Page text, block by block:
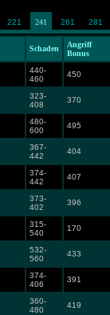
221 241 261 281
Schaden
Angriff
Bonus
440-
460
450
323-
408
370
480-
600
495
367-
442
404
374-
442
407
373-
402
396
315-
540
170
532-
560
433
374-
406
391
360-
480
419